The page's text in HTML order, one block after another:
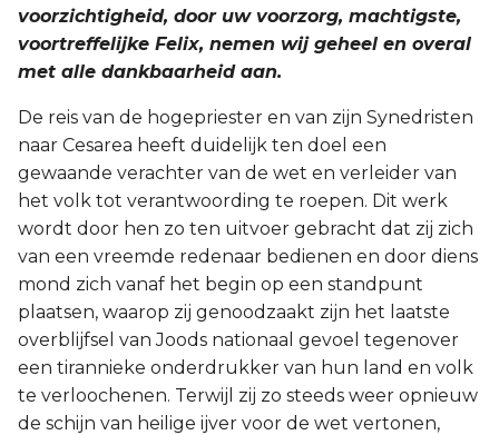
voorzichtigheid, door uw voorzorg, machtigste,
voortreffelijke Felix, nemen wij geheel en overal
met alle dankbaarheid aan.
De reis van de hogepriester en van zijn Synedristen
naar Cesarea heeft duidelijk ten doel een
gewaande verachter van de wet en verleider van
het volk tot verantwoording te roepen. Dit werk
wordt door hen zo ten uitvoer gebracht dat zij zich
van een vreemde redenaar bedienen en door diens
mond zich vanaf het begin op een standpunt
plaatsen, waarop zij genoodzaakt zijn het laatste
overblijfsel van Joods nationaal gevoel tegenover
een tirannieke onderdrukker van hun land en volk
te verloochenen. Terwijl zij zo steeds weer opnieuw
de schijn van heilige ijver voor de wet vertonen,